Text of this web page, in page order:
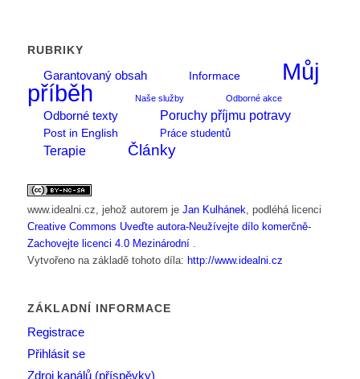
RUBRIKY
Garantovaný obsah
Informace
Můj
příběh
Naše služby Odborné akce
Odborné texty Poruchy příjmu potravy
Post in English Práce studentů
Terapie Články
www.idealni.cz , jehož autorem je Jan Kulhánek , podléhá licenci
Creative Commons Uveďte autora-Neužívejte dílo komerčně-
Zachovejte licenci 4.0 Mezinárodní
Vytvořeno na základě tohoto díla: http://www.idealni.cz
ZÁKLADNÍ INFORMACE
Registrace
Přihlásit se
Zdroj kanálů (příspěvky)